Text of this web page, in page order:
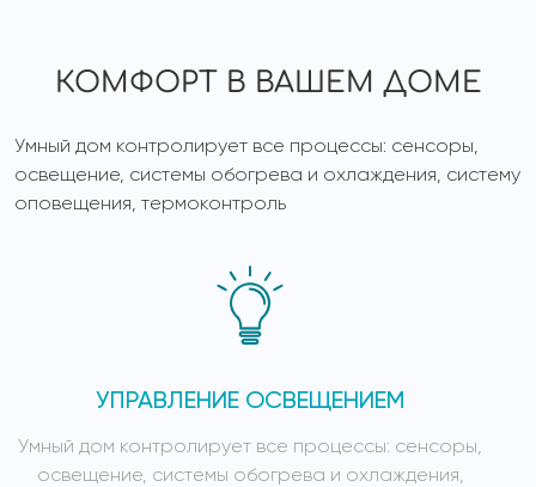
КОМФОРТ В ВАШЕМ ДОМЕ
Умный дом контролирует все процессы: сенсоры,
освещение, системы обогрева и охлаждения, систему
оповещения, термоконтроль
УПРАВЛЕНИЕ ОСВЕЩЕНИЕМ
Умный дом контролирует все процессы: сенсоры,
освещение, системы обогрева и охлаждения,